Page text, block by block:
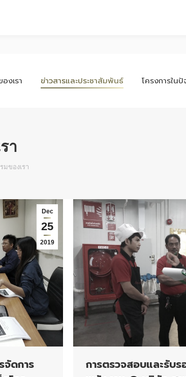
งเรา ข่าวสารและประชาสัมพันธ์ โครงการใน
า
มของเรา
Dec
25
2019
จัดการ
การตรวจสอบและรับร